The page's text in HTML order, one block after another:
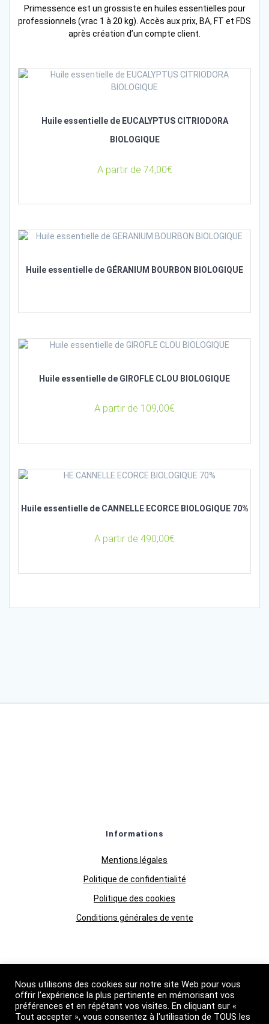
Primessence est un grossiste en huiles essentielles pour
professionnels (vrac 1 à 20 kg). Accès aux prix, BA, FT et FDS
après création d’un compte client.
Huile essentielle de EUCALYPTUS CITRIODORA
BIOLOGIQUE
A partir de 74,00€
Huile essentielle de GÉRANIUM BOURBON BIOLOGIQUE
Huile essentielle de GIROFLE CLOU BIOLOGIQUE
A partir de 109,00€
Huile essentielle de CANNELLE ECORCE BIOLOGIQUE 70%
A partir de 490,00€
Informations
Mentions légales
Politique de confidentialité
Politique des cookies
Conditions générales de vente
Boutique
Grossiste huiles essentielles
Nous utilisons des cookies sur notre site Web pour vous
offrir l'expérience la plus pertinente en mémorisant vos
préférences et en répétant vos visites. En cliquant sur «
Tout accepter », vous consentez à l'utilisation de TOUS les